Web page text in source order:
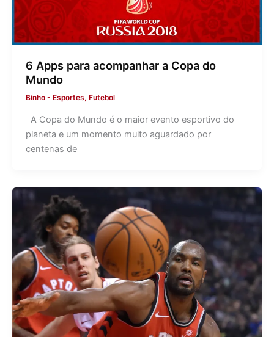
6 Apps para acompanhar a Copa do
Mundo
Binho - Esportes, Futebol
A Copa do Mundo é o maior evento esportivo do
planeta e um momento muito aguardado por
centenas de